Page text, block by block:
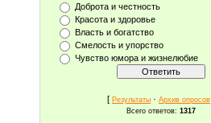
Доброта и честность
Красота и здоровье
Власть и богатство
Смелость и упорство
Чувство юмора и жизнелюбие
[ Результаты · Архив опросов
Всего ответов: 1317